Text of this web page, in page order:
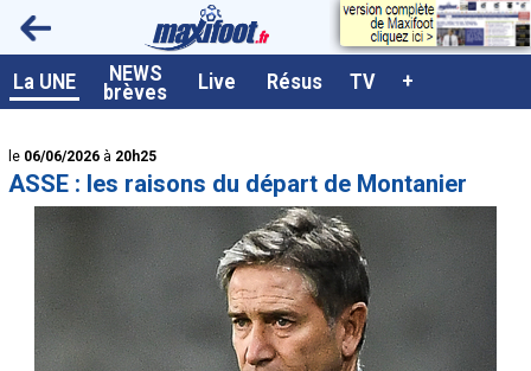
La UNE NEWS
brèves Live Résus TV +
<
le 06/06/2026 à 20h25
ASSE : les raisons du départ de Montanier
A la UNE
Live / Matchs en direct
Résultats et Classements
Class. buteurs européens
Programme TV foot
Vidéos